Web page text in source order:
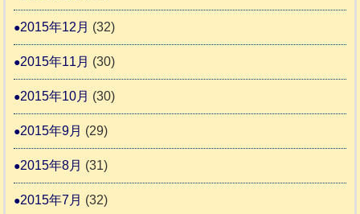
2015年12月 (32)
2015年11月 (30)
2015年10月 (30)
2015年9月 (29)
2015年8月 (31)
2015年7月 (32)